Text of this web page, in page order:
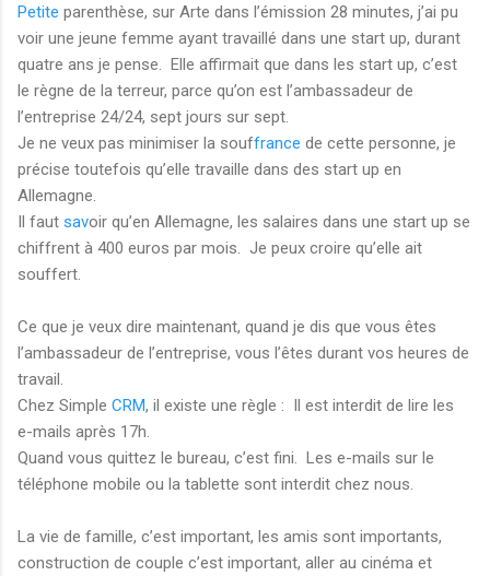
Petite parenthèse, sur Arte dans l’émission 28 minutes, j’ai pu
voir une jeune femme ayant travaillé dans une start up, durant
quatre ans je pense. Elle affirmait que dans les start up, c’est
le règne de la terreur, parce qu’on est l’ambassadeur de
l’entreprise 24/24, sept jours sur sept.
Je ne veux pas minimiser la souffrance de cette personne, je
précise toutefois qu’elle travaille dans des start up en
Allemagne.
Il faut savoir qu’en Allemagne, les salaires dans une start up se
chiffrent à 400 euros par mois. Je peux croire qu’elle ait
souffert.
Ce que je veux dire maintenant, quand je dis que vous êtes
l’ambassadeur de l’entreprise, vous l’êtes durant vos heures de
travail.
Chez Simple CRM, il existe une règle : Il est interdit de lire les
e-mails après 17h.
Quand vous quittez le bureau, c’est fini. Les e-mails sur le
téléphone mobile ou la tablette sont interdit chez nous.
La vie de famille, c’est important, les amis sont importants,
construction de couple c’est important, aller au cinéma et